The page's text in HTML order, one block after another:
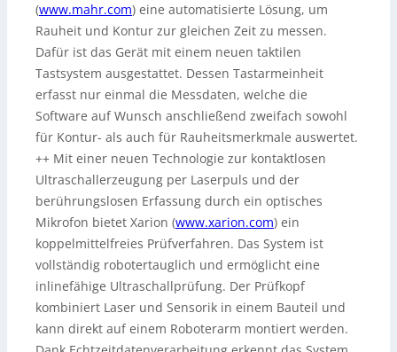
(www.mahr.com) eine automatisierte Lösung, um
Rauheit und Kontur zur gleichen Zeit zu messen.
Dafür ist das Gerät mit einem neuen taktilen
Tastsystem ausgestattet. Dessen Tastarmeinheit
erfasst nur einmal die Messdaten, welche die
Software auf Wunsch anschließend zweifach sowohl
für Kontur- als auch für Rauheitsmerkmale auswertet.
++ Mit einer neuen Technologie zur kontaktlosen
Ultraschallerzeugung per Laserpuls und der
berührungslosen Erfassung durch ein optisches
Mikrofon bietet Xarion (www.xarion.com) ein
koppelmittelfreies Prüfverfahren. Das System ist
vollständig robotertauglich und ermöglicht eine
inlinefähige Ultraschallprüfung. Der Prüfkopf
kombiniert Laser und Sensorik in einem Bauteil und
kann direkt auf einem Roboterarm montiert werden.